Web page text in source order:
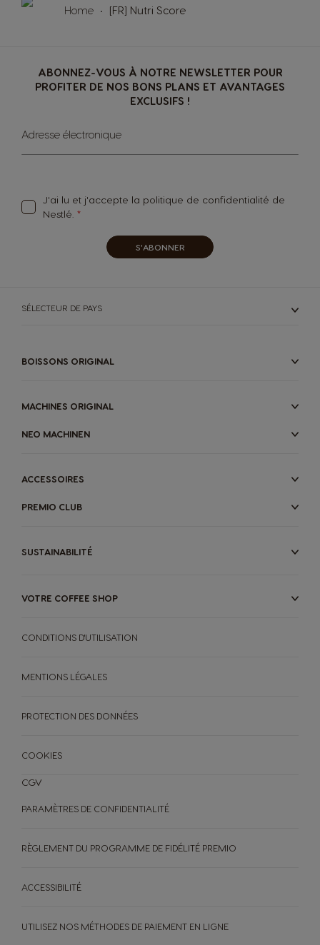
Machines à café
ACCESSOIRES
DÉVELOPPEMENT DURABLE
MON COFFEE SHOP
Home [FR] Nutri Score
ABONNEZ-VOUS À NOTRE NEWSLETTER POUR
PROFITER DE NOS BONS PLANS ET AVANTAGES
EXCLUSIFS !
Sign
Up
for
Adresse électronique
J'ai lu et j'accepte la politique de confidentialité de
Nestlé.
S'ABONNER
SÉLECTEUR DE PAYS
BOISSONS ORIGINAL
MACHINES ORIGINAL
NEO MACHINEN
ACCESSOIRES
PREMIO CLUB
SUSTAINABILITÉ
VOTRE COFFEE SHOP
UTILISEZ NOS MÉTHODES DE PAIEMENT EN LIGNE
CONDITIONS D'UTILISATION
MENTIONS LÉGALES
PROTECTION DES DONNÉES
COOKIES
CGV
PARAMÈTRES DE CONFIDENTIALITÉ
RÈGLEMENT DU PROGRAMME DE FIDÉLITÉ PREMIO
ACCESSIBILITÉ